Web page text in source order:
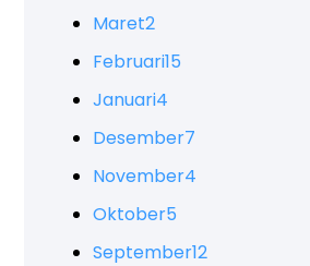
Maret2
Februari15
Januari4
Desember7
November4
Oktober5
September12